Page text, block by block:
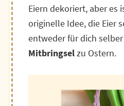
Eiern dekoriert, aber es
originelle Idee, die Eier
entweder für dich
Mitbringselzu Ostern.